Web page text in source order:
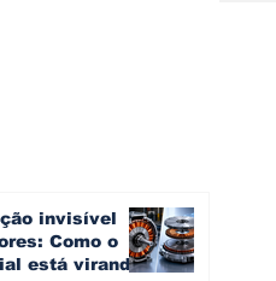
invisível
Como o
está virando